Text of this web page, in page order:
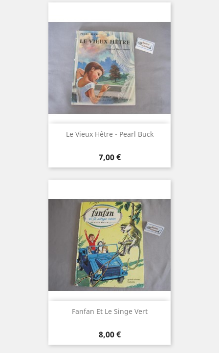
Le Vieux Hêtre - Pearl Buck
Prix
7,00 €
Fanfan Et Le Singe Vert
Prix
8,00 €